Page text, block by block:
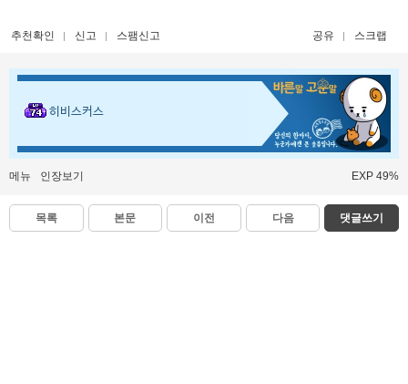
추천확인 신고 스팸신고 공유 스크랩
히비스커스
메뉴 인장보기 EXP 49%
목록 본문 이전 다음 댓글쓰기